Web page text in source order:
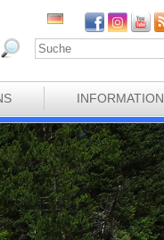
INFORMATION